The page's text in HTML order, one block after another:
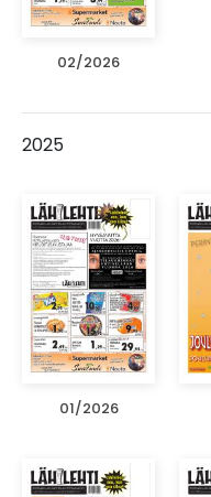
02/2026
2025
01/2026